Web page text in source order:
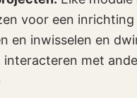
voor een
en inwisselen en
met